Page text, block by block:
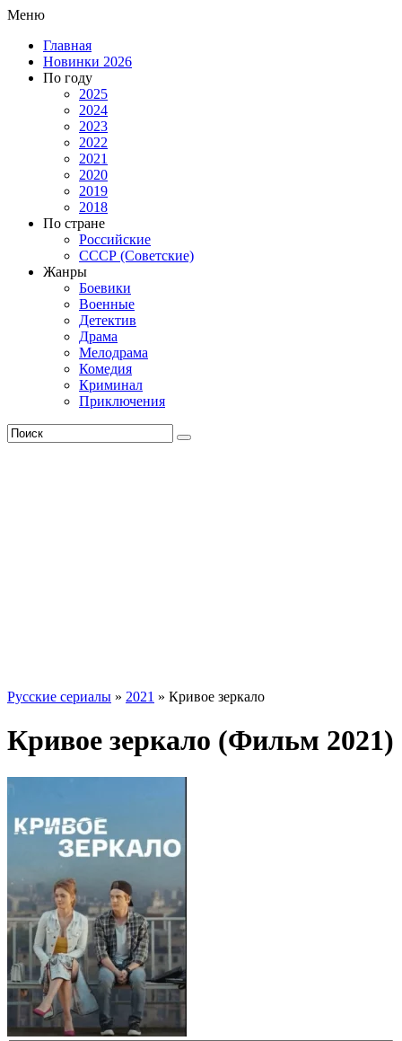
Меню
Главная
Новинки 2026
По году
2025
2024
2023
2022
2021
2020
2019
2018
По стране
Российские
СССР (Советские)
Жанры
Боевики
Военные
Детектив
Драма
Мелодрама
Комедия
Криминал
Приключения
Русские сериалы » 2021 » Кривое зеркало
Кривое зеркало (Фильм 2021)